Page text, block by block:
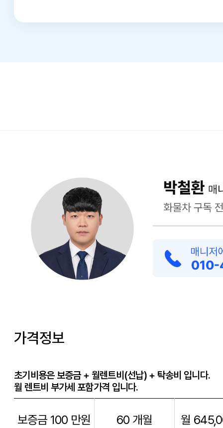
가격정보
초기비용은 보증금 + 월렌트비(선납) + 탁송비 입니다.
월 렌트비 부가세 포함가격 입니다.
보증금 100 만원 60 개월 월